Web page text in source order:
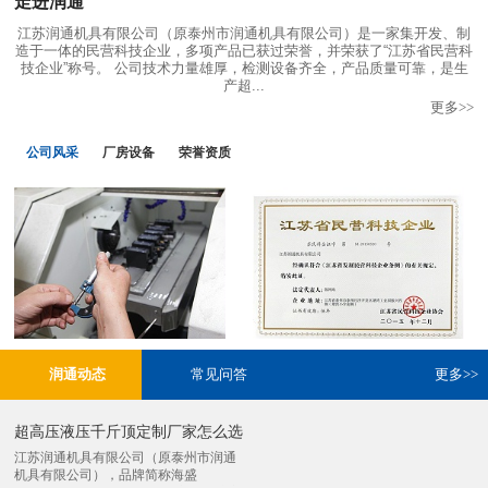
江苏润通机具有限公司（原泰州市润通机具有限公司）是一家集开发、制
造于一体的民营科技企业，多项产品已获过荣誉，并荣获了“江苏省民营科
技企业”称号。 公司技术力量雄厚，检测设备齐全，产品质量可靠，是生
产超...
更多>>
公司风采 厂房设备 荣誉资质
润通一号生产基地数控车间1 润通-江苏省民营科技企业
江苏名牌产品 润通三号生产基地车间4
润通动态 常见问答 更多>>
超高压液压千斤顶定制厂家怎么选
江苏润通机具有限公司（原泰州市润通
机具有限公司），品牌简称海盛